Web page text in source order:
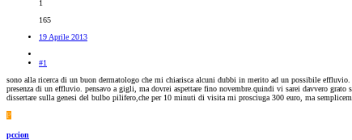
1
165
19 Aprile 2013
#1
sono alla ricerca di un buon dermatologo che mi chiarisca alcuni dubbi in merito ad un possibile
presenza di un effluvio. pensavo a gigli, ma dovrei aspettare fino novembre.quindi vi sarei davvero
dissertare sulla genesi del bulbo pilifero,che per 10 minuti di visita mi prosciuga 300 euro, ma
P
pccion